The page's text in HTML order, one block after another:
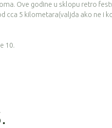
Ove godine u sklopu retro
cca 5 kilometara(valjda ako ne i
10.